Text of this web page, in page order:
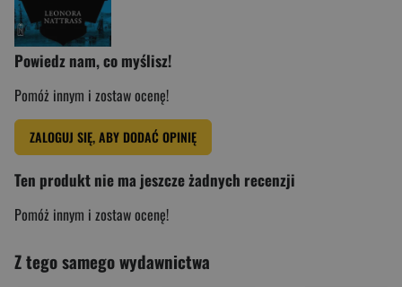
Powiedz nam, co myślisz!
Pomóż innym i zostaw ocenę!
ZALOGUJ SIĘ, ABY DODAĆ OPINIĘ
Ten produkt nie ma jeszcze żadnych recenzji
Pomóż innym i zostaw ocenę!
Z tego samego wydawnictwa